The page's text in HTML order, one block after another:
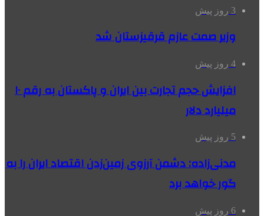
3 روز پیش
وزیر صمت عازم قرقیزستان شد
4 روز پیش
افزایش حجم تجارت بین ایران و پاکستان به رقم ۱۰
میلیارد دلار
5 روز پیش
مدنی‌زاده: دشمن آرزوی زمین‌زدن اقتصاد ایران را به
گور خواهد برد
6 روز پیش